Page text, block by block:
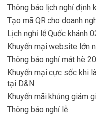
Thông báo lịch nghỉ định
Tạo mã QR cho doanh
Lịch nghỉ lễ Quốc khánh
Khuyến mại website lớn
Thông báo nghỉ mát hè
Khuyến mại cực sốc khi
tại D&N
Khuyến mãi khủng giám
Thông báo nghỉ lễ